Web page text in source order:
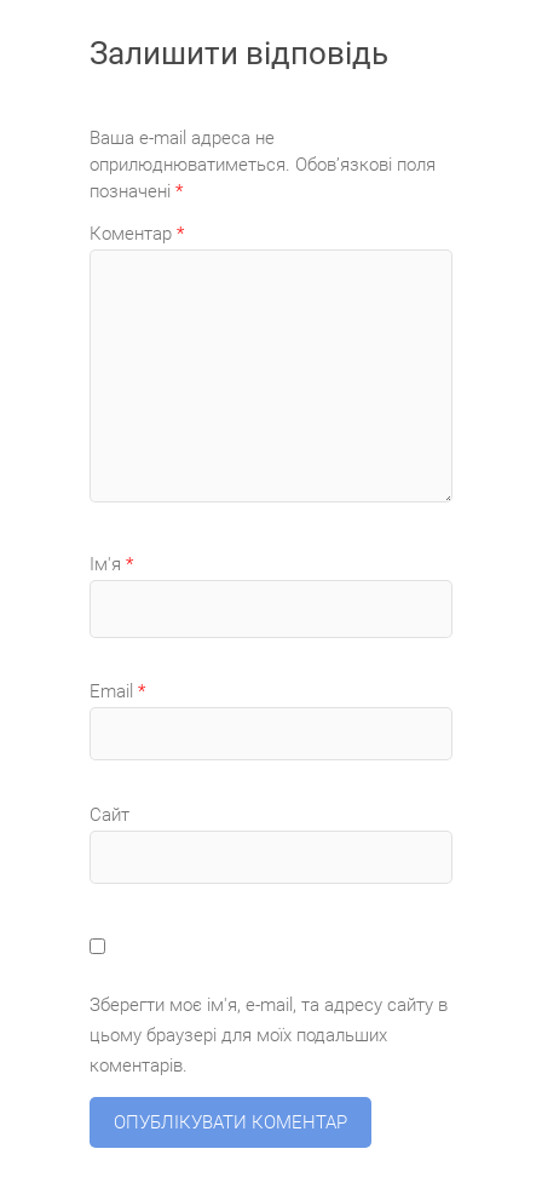
Залишити відповідь
Ваша e-mail адреса не
оприлюднюватиметься. Обов’язкові поля
позначені *
Коментар *
Ім'я *
Email *
Сайт
Зберегти моє ім'я, e-mail, та адресу сайту в
цьому браузері для моїх подальших
коментарів.